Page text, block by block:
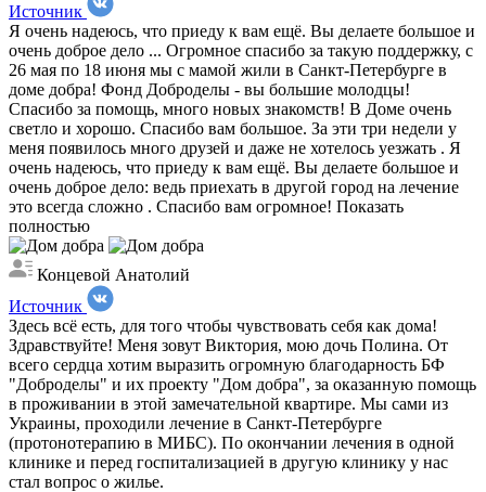
Источник
Я очень надеюсь, что приеду к вам ещё. Вы делаете большое и
очень доброе дело ... Огромное спасибо за такую поддержку, с
26 мая по 18 июня мы с мамой жили в Санкт-Петербурге в
доме добра! Фонд Доброделы - вы большие молодцы!
Спасибо за помощь, много новых знакомств! В Доме очень
светло и хорошо. Спасибо вам большое. За эти три недели у
меня появилось много друзей и даже не хотелось уезжать . Я
очень надеюсь, что приеду к вам ещё. Вы делаете большое и
очень доброе дело: ведь приехать в другой город на лечение
это всегда сложно . Спасибо вам огромное! Показать
полностью
Концевой Анатолий
Источник
Здесь всё есть, для того чтобы чувствовать себя как дома!
Здравствуйте! Меня зовут Виктория, мою дочь Полина. От
всего сердца хотим выразить огромную благодарность БФ
"Доброделы" и их проекту "Дом добра", за оказанную помощь
в проживании в этой замечательной квартире. Мы сами из
Украины, проходили лечение в Санкт-Петербурге
(протонотерапию в МИБС). По окончании лечения в одной
клинике и перед госпитализацией в другую клинику у нас
стал вопрос о жилье.